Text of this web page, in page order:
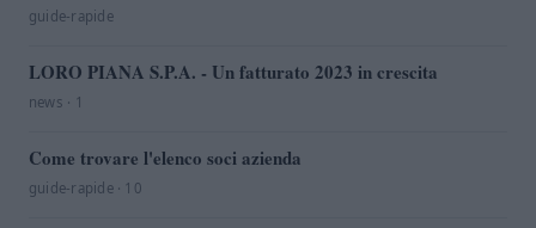
guide-rapide
LORO PIANA S.P.A. - Un fatturato 2023 in crescita
news · 1
Come trovare l'elenco soci azienda
guide-rapide · 10